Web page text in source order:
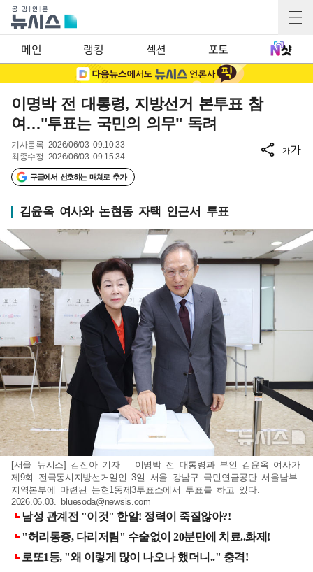
메인 랭킹 섹션 포토
이명박 전 대통령, 지방선거 본투표 참
여…"투표는 국민의 의무" 독려
기사등록 2026/06/03 09:10:33
최종수정 2026/06/03 09:15:34
구글에서 선호하는 매체로 추가
가가
김윤옥 여사와 논현동 자택 인근서 투표
[서울=뉴시스] 김진아 기자 = 이명박 전 대통령과 부인 김윤옥 여사가
제9회 전국동시지방선거일인 3일 서울 강남구 국민연금공단 서울남부
지역본부에 마련된 논현1동제3투표소에서 투표를 하고 있다.
2026.06.03. bluesoda@newsis.com